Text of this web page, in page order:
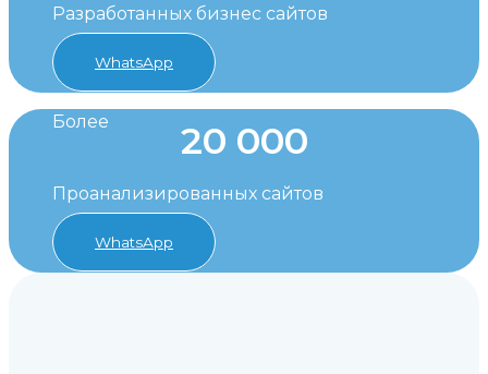
Разработанных бизнес сайтов
WhatsApp
Более 20 000
Проанализированных сайтов
WhatsApp